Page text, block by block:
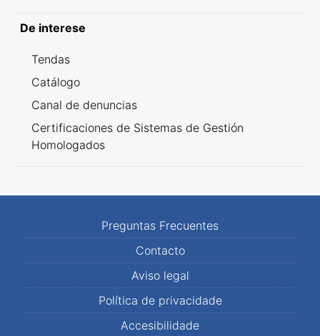
De interese
Tendas
Catálogo
Canal de denuncias
Certificaciones de Sistemas de Gestión
Homologados
Preguntas Frecuentes
Contacto
Aviso legal
Política de privacidade
Accesibilidade